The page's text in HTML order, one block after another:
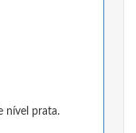
nível prata.